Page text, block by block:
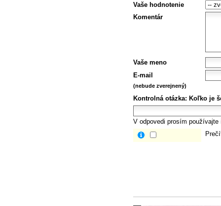
Vaše hodnotenie
Komentár
Vaše meno
E-mail
(nebude zverejnený)
Kontrolná otázka: Koľko je
V odpovedi prosím